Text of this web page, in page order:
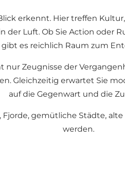
erkennt. Hier treffen
der Luft. Ob Sie Action oder
gibt es reichlich Raum zum
Zeugnisse der
Gleichzeitig erwartet Sie
auf die Gegenwart und die
gemütliche Städte,
werden.